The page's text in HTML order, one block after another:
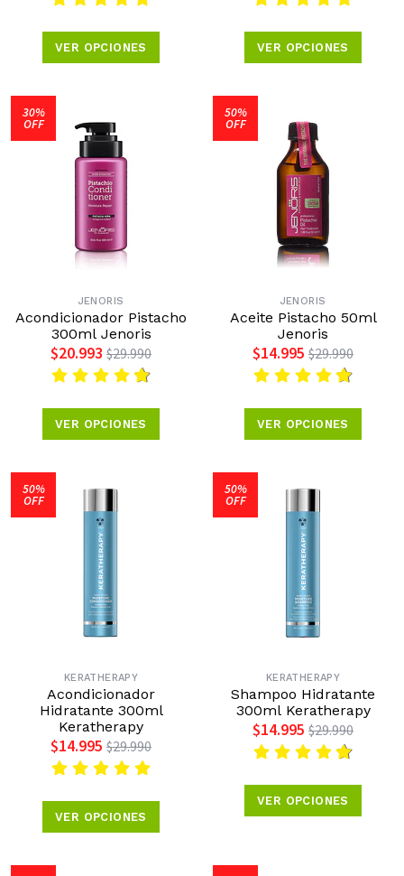
VER OPCIONES VER OPCIONES
30%
OFF
JENORIS
Acondicionador Pistacho
300ml Jenoris
$20.993 $29.990
VER OPCIONES
50%
OFF
JENORIS
Aceite Pistacho 50ml
Jenoris
$14.995 $29.990
VER OPCIONES
50%
OFF
KERATHERAPY
Acondicionador
Hidratante 300ml
Keratherapy
$14.995 $29.990
VER OPCIONES
50%
OFF
KERATHERAPY
Shampoo Hidratante
300ml Keratherapy
$14.995 $29.990
VER OPCIONES